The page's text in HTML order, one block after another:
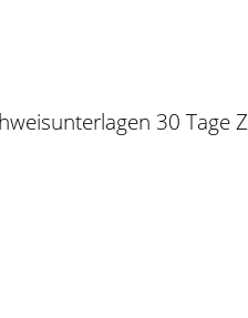
30 Tage